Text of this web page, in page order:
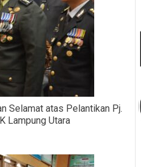
Selamat atas Pelantikan Pj.
Lampung Utara